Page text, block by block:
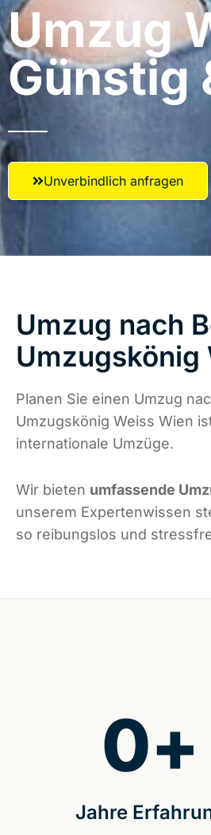
Umzug
Günstig
Unverbindlich anfragen
Umzug nach
Umzugskönig
Planen Sie einen Umzug
Umzugskönig Weiss Wien
internationale Umzüge.
Wir bieten umfassende
unserem Expertenwissen
so reibungslos und
Jahre
0+